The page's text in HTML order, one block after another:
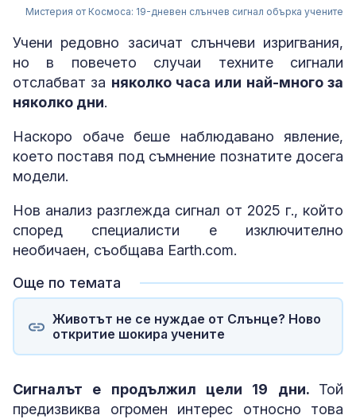
Мистерия от Космоса: 19-дневен слънчев сигнал обърка учените
Учени редовно засичат слънчеви изригвания,
но в повечето случаи техните сигнали
отслабват за няколко часа или най-много за
няколко дни.
Наскоро обаче беше наблюдавано явление,
което поставя под съмнение познатите досега
модели.
Нов анализ разглежда сигнал от 2025 г., който
според специалисти е изключително
необичаен, съобщава Earth.com.
Още по темата
Животът не се нуждае от Слънце? Ново
откритие шокира учените
Сигналът е продължил цели 19 дни. Той
предизвиква огромен интерес относно това